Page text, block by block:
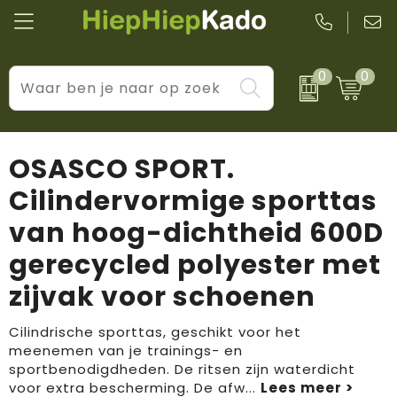
0 0
Kantoor & schrijfwaren
Wellness & verzorging
Tassen & reizen
Huis, tuin & keuken
Elektronica & gadgets
Kleding & accessoires
Sport & vrije tijd
Levensstijl
Prijs & impact
BIC
Boska
Brandflavours
Camelbak
Janzen
JBL
LogoSeat
OSASCO SPORT.
Cilindervormige sporttas
van hoog-dichtheid 600D
gerecycled polyester met
zijvak voor schoenen
Cilindrische sporttas, geschikt voor het
meenemen van je trainings- en
sportbenodigdheden. De ritsen zijn waterdicht
voor extra bescherming. De afw...